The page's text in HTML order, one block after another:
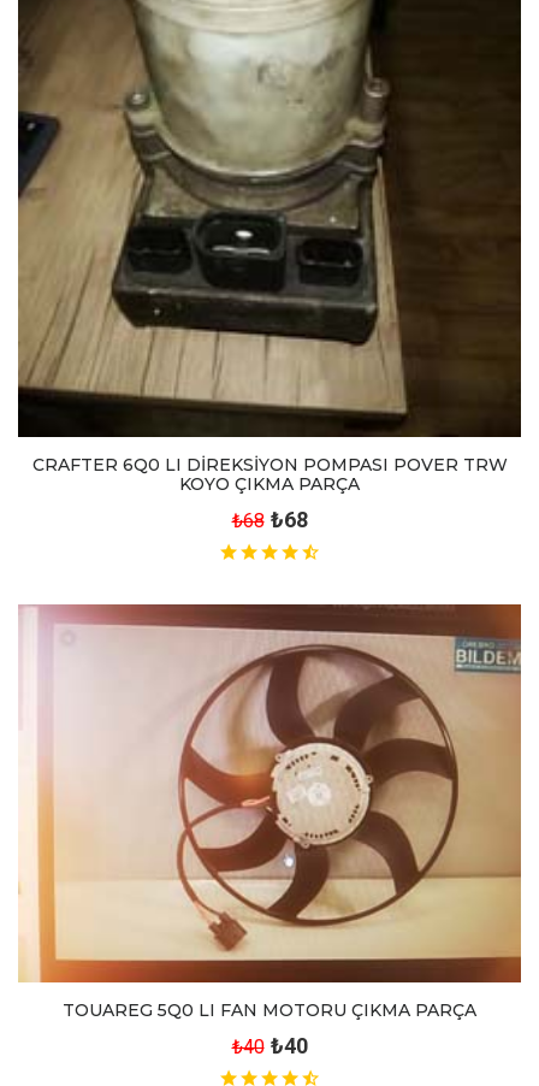
CRAFTER 6Q0 LI DİREKSİYON POMPASI POVER TRW
KOYO ÇIKMA PARÇA
₺68 ₺68
TOUAREG 5Q0 LI FAN MOTORU ÇIKMA PARÇA
₺40 ₺40